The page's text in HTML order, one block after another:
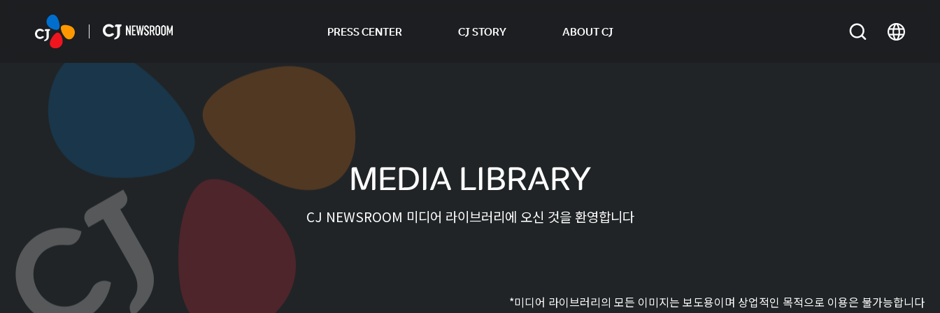
PRESS CENTER CJ STORY ABOUT CJ
MEDIA LIBRARY
CJ NEWSROOM 미디어 라이브러리에 오신 것을 환영합니다
*미디어 라이브러리의 모든 이미지는 보도용이며 상업적인 목적으로 이용은 불가능합니다